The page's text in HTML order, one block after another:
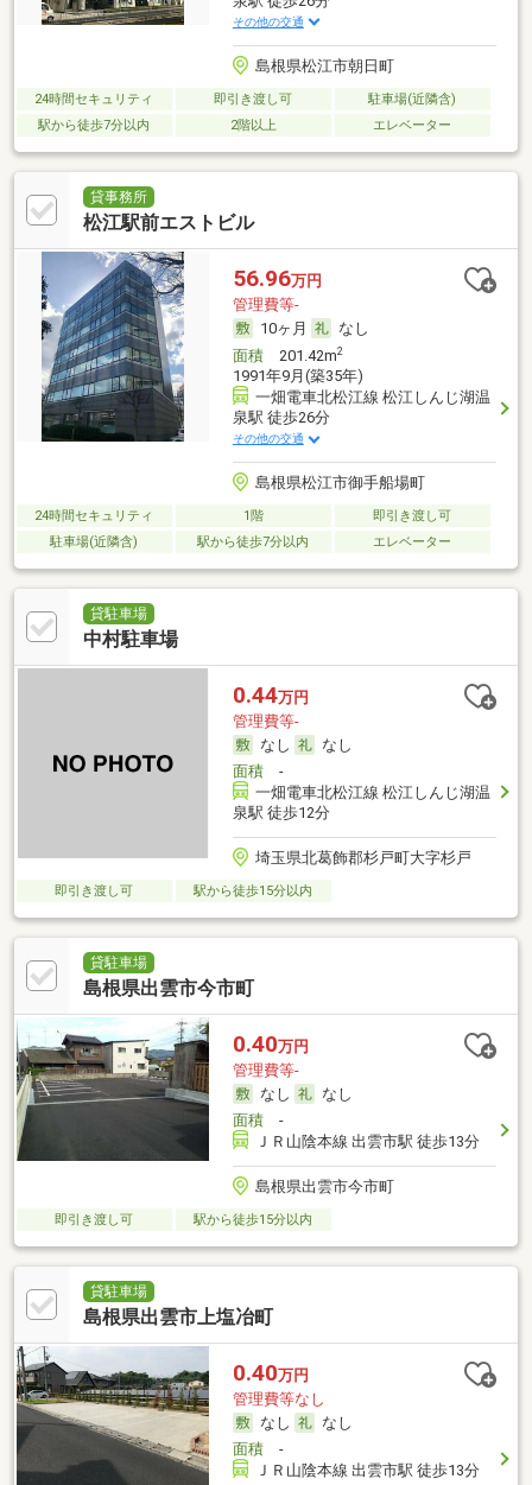
その他の交通
島根県松江市朝日町
24時間セキュリティ 即引き渡し可
駐車場(近隣含)
駅から徒歩7分以内
2階以上 エレベーター
貸事務所
松江駅前エストビル
56.96万円
管理費等-
10ヶ月
なし
面積201.42m2
1991年9月(築35年)
一畑電車北松江線 松江しんじ湖温
泉駅 徒歩26分
その他の交通
島根県松江市御手船場町
24時間セキュリティ 1階
即引き渡し可
駐車場(近隣含)
駅から徒歩7分以内 エレベーター
貸駐車場
中村駐車場
0.44万円
管理費等-
なし
なし
面積-
一畑電車北松江線 松江しんじ湖温
泉駅 徒歩12分
埼玉県北葛飾郡杉戸町大字杉戸
即引き渡し可 駅から徒歩15分以内
貸駐車場
島根県出雲市今市町
0.40万円
管理費等-
なし
なし
面積-
ＪＲ山陰本線 出雲市駅 徒歩13分
島根県出雲市今市町
即引き渡し可 駅から徒歩15分以内
貸駐車場
島根県出雲市上塩冶町
0.40万円
管理費等なし
なし
なし
面積-
ＪＲ山陰本線 出雲市駅 徒歩13分